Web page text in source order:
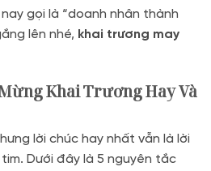
gọi là “doanh nhân thành
lên nhé, khai trương may
Khai Trương Hay Và
lời chúc hay nhất vẫn là lời
Dưới đây là 5 nguyên tắc